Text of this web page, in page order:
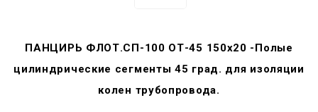
ПАНЦИРЬ ФЛОТ.СП-100 ОТ-45 150x20 -Полые
цилиндрические сегменты 45 град. для изоляции
колен трубопровода.